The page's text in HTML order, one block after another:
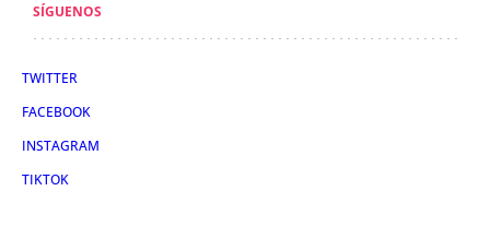
SÍGUENOS
TWITTER
FACEBOOK
INSTAGRAM
TIKTOK